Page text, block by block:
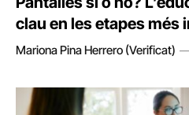
clau en les etapes més
Mariona Pina Herrero (Verificat)